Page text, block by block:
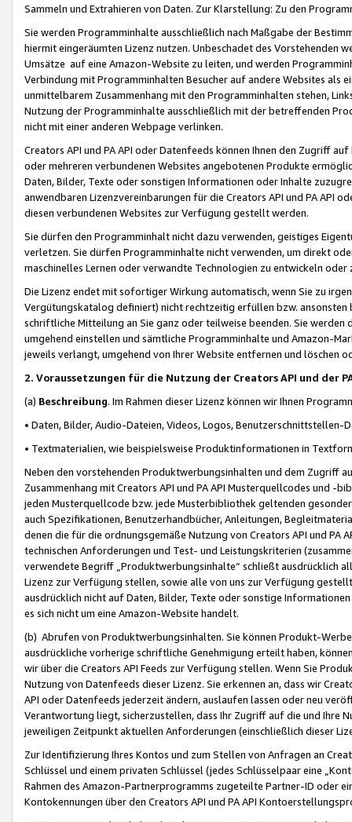
Sammeln und Extrahieren von Daten. Zur Klarstellung: Zu den
Sie werden Programminhalte ausschließlich nach Maßgabe der
hiermit eingeräumten Lizenz nutzen. Unbeschadet des Vorstehenden
Umsätze auf eine Amazon-Website zu leiten, und werden
Verbindung mit Programminhalten Besucher auf andere Websites als
unmittelbarem Zusammenhang mit den Programminhalten stehen,
Nutzung der Programminhalte ausschließlich mit der betreffenden
nicht mit einer anderen Webpage verlinken.
Creators API und PA API oder Datenfeeds können Ihnen den Zugriff
oder mehreren verbundenen Websites angebotenen Produkte
Daten, Bilder, Texte oder sonstigen Informationen oder Inhalte
anwendbaren Lizenzvereinbarungen für die Creators API und PA API
diesen verbundenen Websites zur Verfügung gestellt werden.
Sie dürfen den Programminhalt nicht dazu verwenden, geistiges
verletzen. Sie dürfen Programminhalte nicht verwenden, um direkt
maschinelles Lernen oder verwandte Technologien zu entwickeln
Die Lizenz endet mit sofortiger Wirkung automatisch, wenn Sie zu
Vergütungskatalog definiert) nicht rechtzeitig erfüllen bzw. ansonsten
schriftliche Mitteilung an Sie ganz oder teilweise beenden. Sie werden
umgehend einstellen und sämtliche Programminhalte und Amazon-
jeweils verlangt, umgehend von Ihrer Website entfernen und löschen
2. Voraussetzungen für die Nutzung der Creators API und der
(a) Beschreibung. Im Rahmen dieser Lizenz können wir Ihnen
• Daten, Bilder, Audio-Dateien, Videos, Logos, Benutzerschnittstellen-
• Textmaterialien, wie beispielsweise Produktinformationen in
Neben den vorstehenden Produktwerbungsinhalten und dem Zugriff
Zusammenhang mit Creators API und PA API Musterquellcodes und
jeden Musterquellcode bzw. jede Musterbibliothek geltenden
auch Spezifikationen, Benutzerhandbücher, Anleitungen,
denen die für die ordnungsgemäße Nutzung von Creators API und PA
technischen Anforderungen und Test- und Leistungskriterien
verwendete Begriff „Produktwerbungsinhalte“ schließt ausdrücklich
Lizenz zur Verfügung stellen, sowie alle von uns zur Verfügung
ausdrücklich nicht auf Daten, Bilder, Texte oder sonstige
es sich nicht um eine Amazon-Website handelt.
(b) Abrufen von Produktwerbungsinhalten. Sie können Produkt-
ausdrückliche vorherige schriftliche Genehmigung erteilt haben,
wir über die Creators API Feeds zur Verfügung stellen. Wenn Sie
Nutzung von Datenfeeds dieser Lizenz. Sie erkennen an, dass wir
API oder Datenfeeds jederzeit ändern, auslaufen lassen oder neu
Verantwortung liegt, sicherzustellen, dass Ihr Zugriff auf die und Ihre
jeweiligen Zeitpunkt aktuellen Anforderungen (einschließlich dieser
Zur Identifizierung Ihres Kontos und zum Stellen von Anfragen an
Schlüssel und einem privaten Schlüssel (jedes Schlüsselpaar eine
Rahmen des Amazon-Partnerprogramms zugeteilte Partner-ID oder
Kontokennungen über den Creators API und PA API